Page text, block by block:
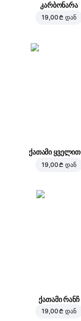
კარბონარა
19,00 ₾ დან
ქათამი ყველით
19,00 ₾ დან
ქათამი რანჩ
19,00 ₾ დან